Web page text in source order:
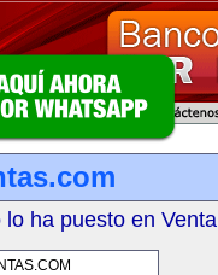
ha puesto en Venta